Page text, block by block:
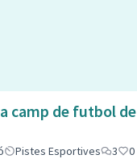
camp de futbol de
Pistes Esportives 3 0